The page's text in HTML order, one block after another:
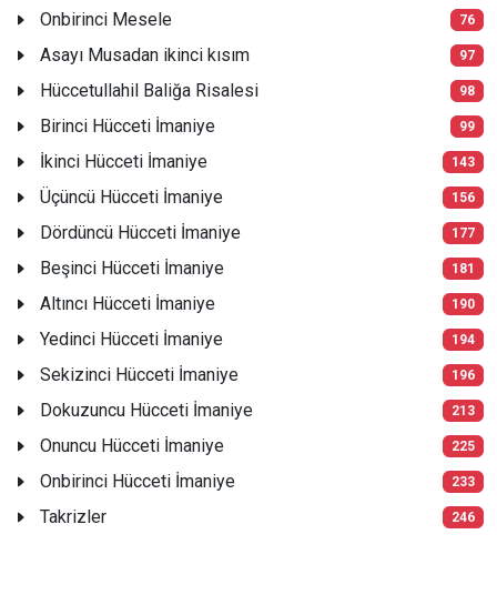
Onbirinci Mesele 76
Asayı Musadan ikinci kısım 97
Hüccetullahil Baliğa Risalesi 98
Birinci Hücceti İmaniye 99
İkinci Hücceti İmaniye 143
Üçüncü Hücceti İmaniye 156
Dördüncü Hücceti İmaniye 177
Beşinci Hücceti İmaniye 181
Altıncı Hücceti İmaniye 190
Yedinci Hücceti İmaniye 194
Sekizinci Hücceti İmaniye 196
Dokuzuncu Hücceti İmaniye 213
Onuncu Hücceti İmaniye 225
Onbirinci Hücceti İmaniye 233
Takrizler 246